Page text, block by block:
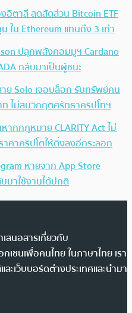
ตาลี ลดสัดส่วน Bitcoin ETF
ใน Ethereum แทนถึง 3 เท่า
ปลุกพลังคอมมูฯ Cardano
กลับมาเป็นผู้ชนะ
ย Solo เจอบล็อก รับทรัพย์คน
ท ไม่สนวิกฤตศรัทธาคริปโทฯ
ากกฎหมาย CLARITY Act ไม่
คาคริปโตให้ดิ่งลงอีกระลอก
หายจาก App Store
มาใช้งานได้ปกติ
สนอสารเกี่ยวกับ
เชนเพื่อคนไทย ในภาษาไทย เรา
ะเว็บบอร์ดต่างประเทศและนำมา